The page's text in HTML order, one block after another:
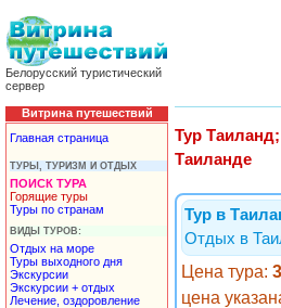
Белорусский туристический
сервер
Витрина путешествий
Главная страница
ТУРЫ, ТУРИЗМ И ОТДЫХ
ПОИСК ТУРА
Горящие туры
Туры по странам
ВИДЫ ТУРОВ:
Отдых на море
Туры выходного дня
Экскурсии
Экскурсии + отдых
Лечение, оздоровление
Тур
Таиланде
Тур в
Отдых в
Цена тура:
цена